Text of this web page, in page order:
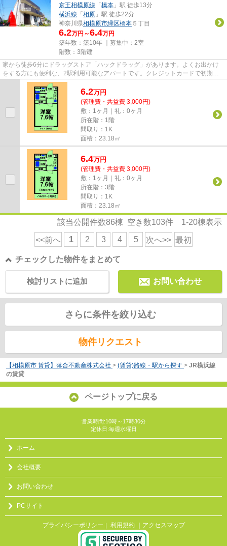
京王相模原線 「 橋本 」駅 徒歩13分
横浜線 「 相原 」駅 徒歩22分
神奈川県相模原市緑区橋本 ５丁目
6.2万円～6.4万円
築年数：築10年 ｜募集中： 2室
階数：3階建
家から徒歩6分にドラッグストア「ハックドラッグ」があります。よくお出かけ
をする方にも便利な、2駅利用可能なアパートです。クレジットカードで初期費
用がお支払いいただけるので、...
6.2万円
(管理費・共益費 3,000円)
敷：1ヶ月｜礼：0ヶ月
所在階：1階
間取り：1K
面積：23.18㎡
6.4万円
(管理費・共益費 3,000円)
敷：1ヶ月｜礼：0ヶ月
所在階：3階
間取り：1K
面積：23.18㎡
該当公開件数86棟 空き数103件 1-20棟表示
<<前へ 1 2 3 4 5 次へ>> 最初
チェックした物件をまとめて
お問い合わせ
検討リストに追加
さらに条件を絞り込む
物件リクエスト
【相模原市 賃貸】落合不動産株式会社 > (賃貸)路線・駅から探す > JR横浜線
の賃貸
ページトップに戻る
営業時間:10時～17時30分
定休日:毎週水曜日
ホーム
会社概要
お問い合わせ
PCサイト
プライバシーポリシー ｜ 利用規約 ｜アクセスマップ